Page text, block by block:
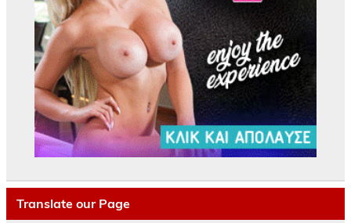
Translate our Page